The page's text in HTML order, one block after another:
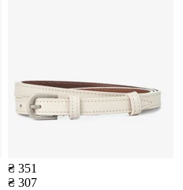
₴ 351
₴ 307